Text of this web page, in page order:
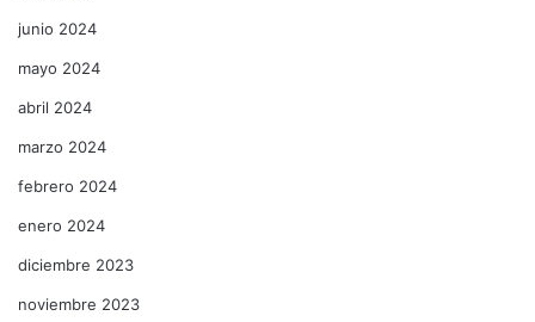
junio 2024
mayo 2024
abril 2024
marzo 2024
febrero 2024
enero 2024
diciembre 2023
noviembre 2023